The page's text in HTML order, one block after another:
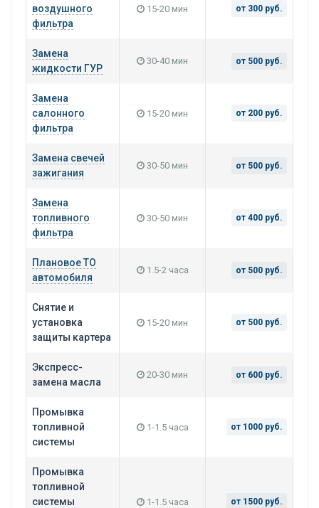
воздушного
фильтра
15-20 мин от 300 руб.
Замена
жидкости ГУР
30-40 мин от 500 руб.
Замена
салонного
фильтра
15-20 мин от 200 руб.
Замена свечей
зажигания
30-50 мин от 500 руб.
Замена
топливного
фильтра
30-50 мин от 400 руб.
Плановое ТО
автомобиля
1.5-2 часа от 500 руб.
Снятие и
установка
защиты картера
15-20 мин от 500 руб.
Экспресс-
замена масла
20-30 мин от 600 руб.
Промывка
топливной
системы
1-1.5 часа от 1000 руб.
Промывка
топливной
системы
1-1.5 часа от 1500 руб.